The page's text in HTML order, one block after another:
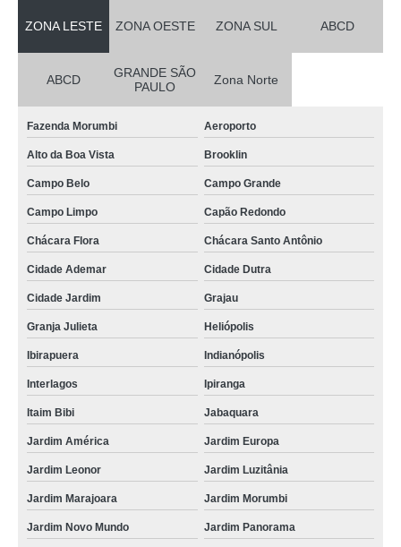
ZONA LESTE ZONA OESTE ZONA SUL ABCD
ABCD
GRANDE SÃO
PAULO
Zona Norte
Fazenda Morumbi Aeroporto
Alto da Boa Vista Brooklin
Campo Belo Campo Grande
Campo Limpo Capão Redondo
Chácara Flora Chácara Santo Antônio
Cidade Ademar Cidade Dutra
Cidade Jardim Grajau
Granja Julieta Heliópolis
Ibirapuera Indianópolis
Interlagos Ipiranga
Itaim Bibi Jabaquara
Jardim América Jardim Europa
Jardim Leonor Jardim Luzitânia
Jardim Marajoara Jardim Morumbi
Jardim Novo Mundo Jardim Panorama